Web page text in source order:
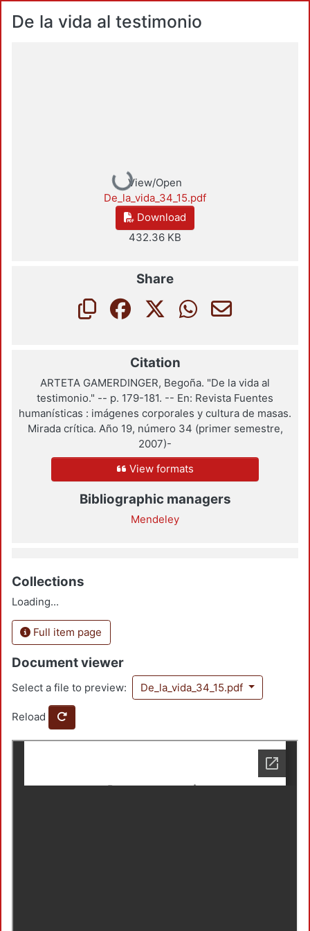
De la vida al testimonio
Loading...
View/Open
De_la_vida_34_15.pdf
Download
432.36 KB
Share
Citation
ARTETA GAMERDINGER, Begoña. "De la vida al
testimonio." -- p. 179-181. -- En: Revista Fuentes
humanísticas : imágenes corporales y cultura de masas.
Mirada crítica. Año 19, número 34 (primer semestre,
2007)-
View formats
Bibliographic managers
Mendeley
Collections
Loading...
Full item page
Document viewer
Select a file to preview: De_la_vida_34_15.pdf
Reload